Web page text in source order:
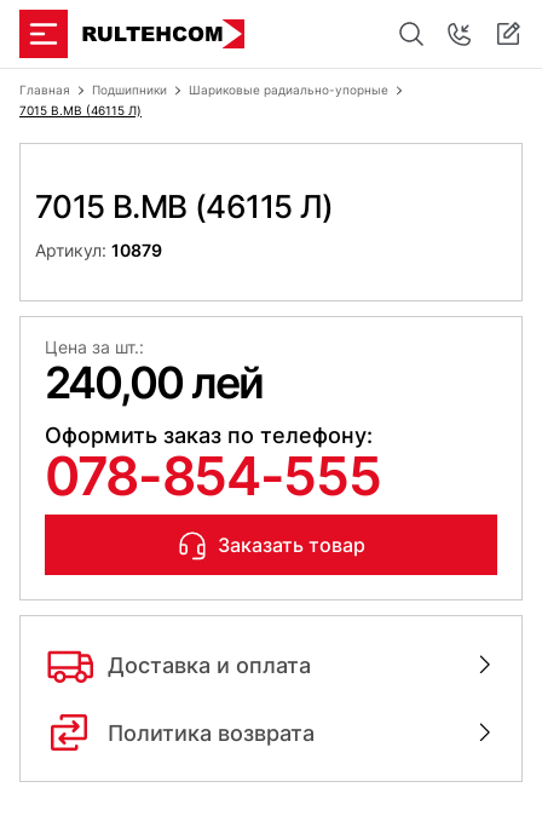
Главная Подшипники
Шариковые радиально-упорные
7015 B.MB (46115 Л)
7015 B.MB (46115 Л)
Артикул: 10879
Цена за шт.:
240,00 лей
Оформить заказ по телефону:
078-854-555
Заказать товар
Доставка и оплата
Политика возврата